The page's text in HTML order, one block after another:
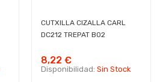
CUTXILLA CIZALLA CARL
DC212 TREPAT B02
8,22 €
Disponibilidad: Sin Stock